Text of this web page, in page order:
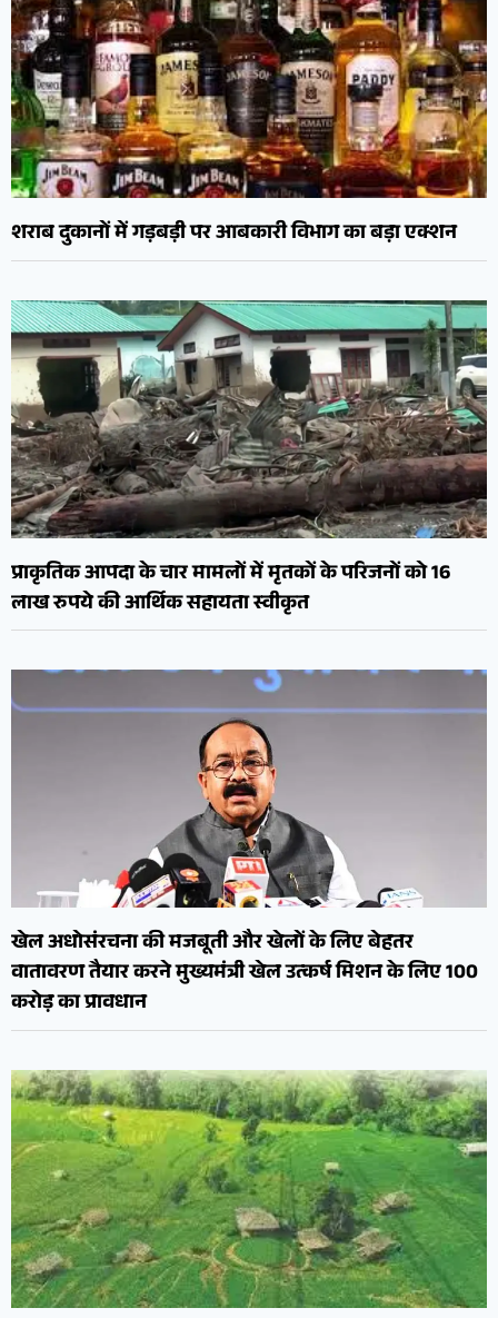
शराब दुकानों में गड़बड़ी पर आबकारी विभाग का बड़ा एक्शन
प्राकृतिक आपदा के चार मामलों में मृतकों के परिजनों को 16
लाख रुपये की आर्थिक सहायता स्वीकृत
खेल अधोसंरचना की मजबूती और खेलों के लिए बेहतर
वातावरण तैयार करने मुख्यमंत्री खेल उत्कर्ष मिशन के लिए 100
करोड़ का प्रावधान